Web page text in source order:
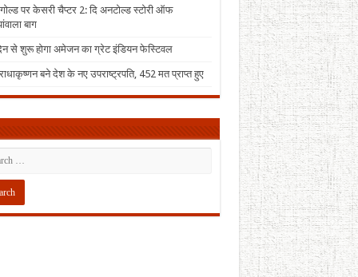
गोल्ड पर केसरी चैप्टर 2: दि अनटोल्ड स्टोरी ऑफ
बाग
से शुरू होगा अमेजन का ग्रेट इंडियन फेस्टिवल
बने देश के नए उपराष्ट्रपति, 452 मत प्राप्त हुए